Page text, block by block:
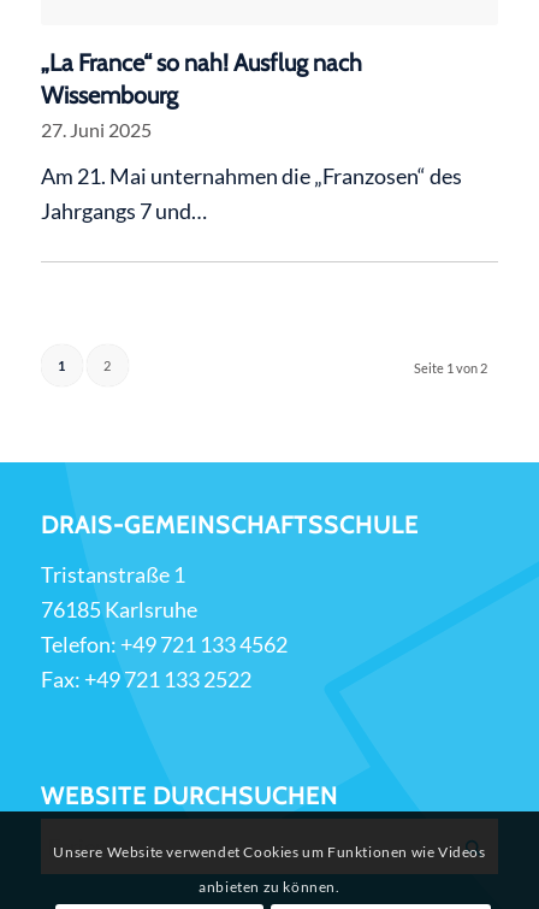
„La France“ so nah! Ausflug nach
Wissembourg
27. Juni 2025
Am 21. Mai unternahmen die „Franzosen“ des
Jahrgangs 7 und…
Seite 1 von 2
1 2
DRAIS-GEMEINSCHAFTSSCHULE
Tristanstraße 1
76185 Karlsruhe
Telefon: +49 721 133 4562
Fax: +49 721 133 2522
WEBSITE DURCHSUCHEN
Unsere Website verwendet Cookies um Funktionen wie Videos
anbieten zu können.